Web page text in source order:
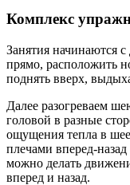
Комплекс
Занятия начинаются
прямо, расположить
поднять вверх,
Далее разогреваем
головой в разные
ощущения тепла в
плечами вперед-
можно делать
вперед и назад.